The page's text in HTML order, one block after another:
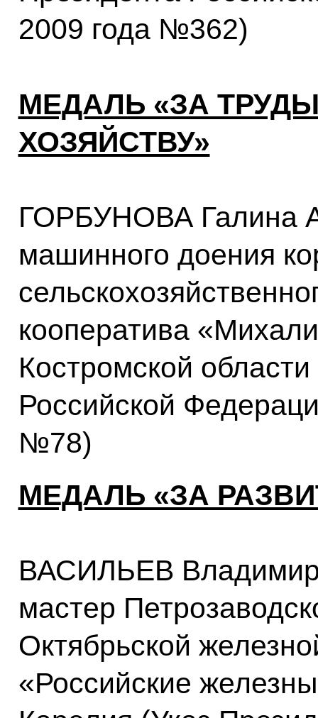
2009 года №362)
МЕДАЛЬ «ЗА
ХОЗЯЙСТВУ»
ГОРБУНОВА Галина
машинного доения
кооператива
Костромской
Российской
№78)
МЕДАЛЬ «ЗА
ВАСИЛЬЕВ
мастер
Октябрьской
«Российские